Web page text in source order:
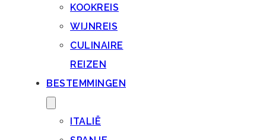
KOOKREIS
WIJNREIS
CULINAIRE
REIZEN
BESTEMMINGEN
ITALIË